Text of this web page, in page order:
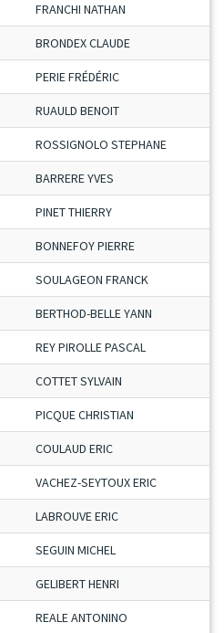
FRANCHI NATHAN
BRONDEX CLAUDE
PERIE FRÉDÉRIC
RUAULD BENOIT
ROSSIGNOLO STEPHANE
BARRERE YVES
PINET THIERRY
BONNEFOY PIERRE
SOULAGEON FRANCK
BERTHOD-BELLE YANN
REY PIROLLE PASCAL
COTTET SYLVAIN
PICQUE CHRISTIAN
COULAUD ERIC
VACHEZ-SEYTOUX ERIC
LABROUVE ERIC
SEGUIN MICHEL
GELIBERT HENRI
REALE ANTONINO